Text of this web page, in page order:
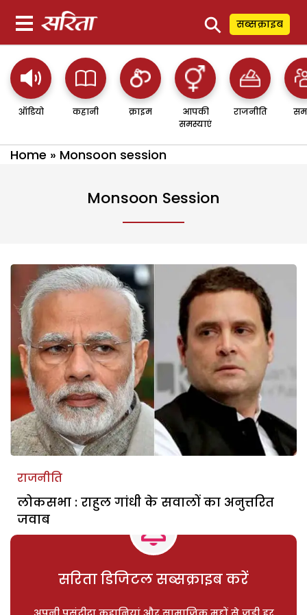
⚲ सब्सक्राइब
ऑडियो कहानी क्राइम
आपकी
समस्याएं
राजनीति
Home » Monsoon session
Monsoon Session
राजनीति
लोकसभा : राहुल गांधी के सवालों का अनुत्तरित
जवाब
सरिता डिजिटल सब्सक्राइब करें